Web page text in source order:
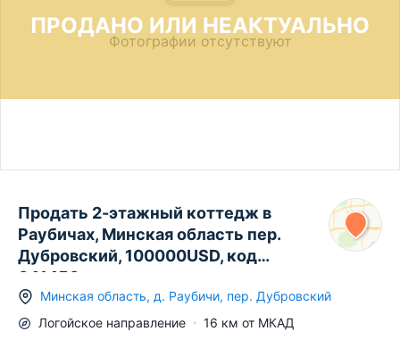
ПРОДАНО ИЛИ НЕАКТУАЛЬНО
Фотографии отсутствуют
Продать 2-этажный коттедж в
Раубичах, Минская область пер.
Дубровский, 100000USD, код
641456
Минская область, д. Раубичи, пер. Дубровский
Логойское направление 16 км от МКАД